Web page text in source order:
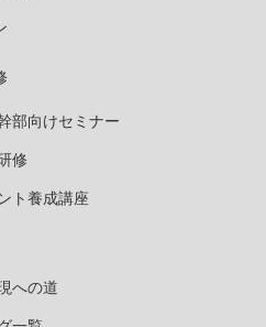
部向けセミナー
修
ト養成講座
への道